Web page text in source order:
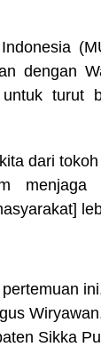
dengan
turut
dari
Sikka